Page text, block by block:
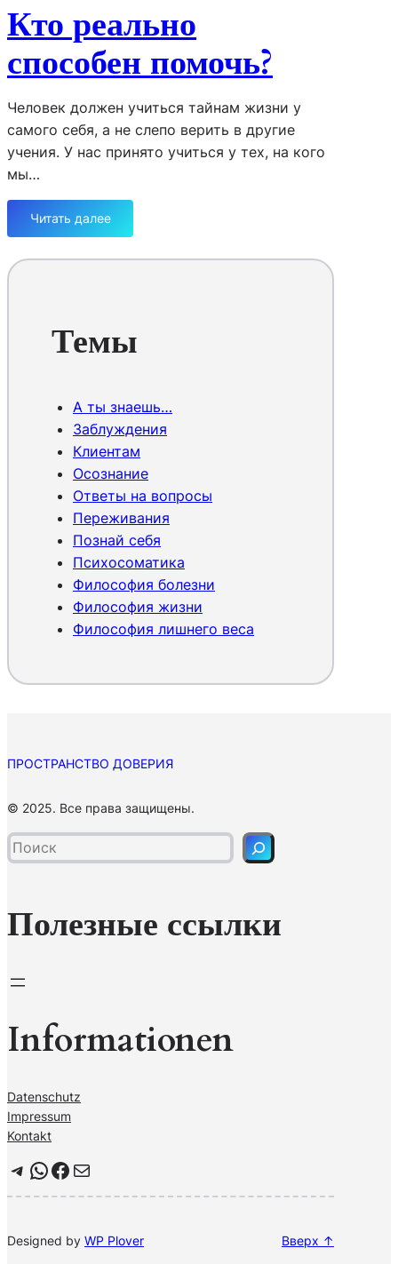
с
л
ж
и
н
и
Кто реально
способен помочь?
Человек должен учиться тайнам жизни у
самого себя, а не слепо верить в другие
учения. У нас принято учиться у тех, на кого
мы…
Читать далее
:
т
а
н
о
с
п
о
с
о
б
е
н
о
м
Темы
А ты знаешь…
Заблуждения
Клиентам
Осознание
Ответы на вопросы
Переживания
Познай себя
Психосоматика
Философия болезни
Философия жизни
Философия лишнего веса
ПРОСТРАНСТВО ДОВЕРИЯ
© 2025. Все права защищены.
о
и
Полезные ссылки
Informationen
Datenschutz
Impressum
Kontakt
Telegram WhatsApp Facebook Почта
Designed by WP Plover Вверх ↑